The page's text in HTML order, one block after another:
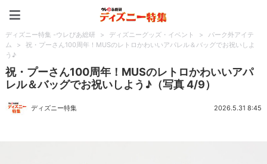
ディズニー特集 -ウレぴあ総研 > ディズニーグッズ・イベント >
パーク外アイテ
ム
>
祝・プーさん100周年！MUSのレトロかわいいアパレル＆バッグでお祝いしよ
う♪
祝・プーさん100周年！MUSのレトロかわいいアパ
レル＆バッグでお祝いしよう♪（写真 4/9）
ディズニー特集 2026.5.31 8:45